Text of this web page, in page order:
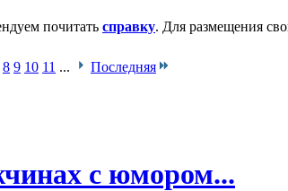
почитать справку. Для размещения
8 9 10 11 ... Последняя
с юмором...